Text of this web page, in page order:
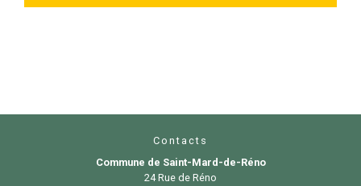
Contacts
Commune de Saint-Mard-de-Réno
24 Rue de Réno